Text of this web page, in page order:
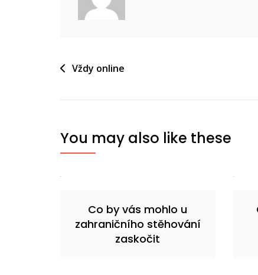
Navigace
Vždy online
You may also like these
Co by vás mohlo u
zahraničního stěhování
zaskočit